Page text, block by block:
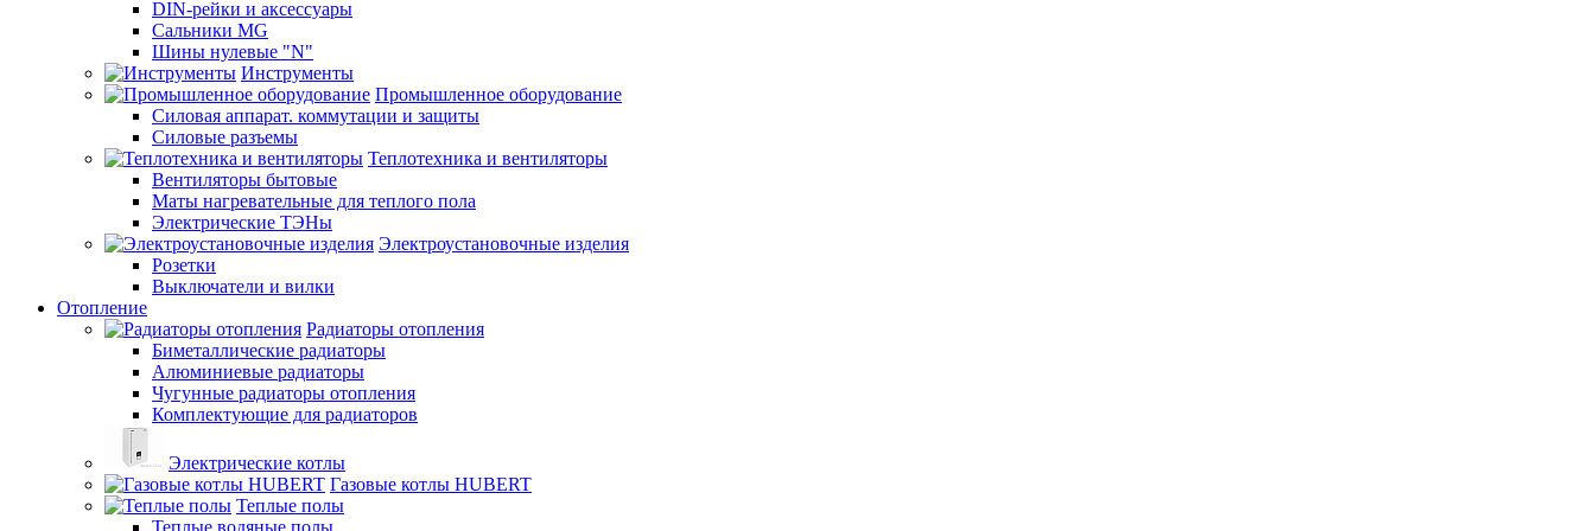
DIN-рейки и аксессуары
Сальники MG
Шины нулевые "N"
Инструменты
Промышленное оборудование
Силовая аппарат. коммутации и защиты
Силовые разъемы
Теплотехника и вентиляторы
Вентиляторы бытовые
Маты нагревательные для теплого пола
Электрические ТЭНы
Электроустановочные изделия
Розетки
Выключатели и вилки
Отопление
Радиаторы отопления
Биметаллические радиаторы
Алюминиевые радиаторы
Чугунные радиаторы отопления
Комплектующие для радиаторов
Электрические котлы
Газовые котлы HUBERT
Теплые полы
Теплые водяные полы